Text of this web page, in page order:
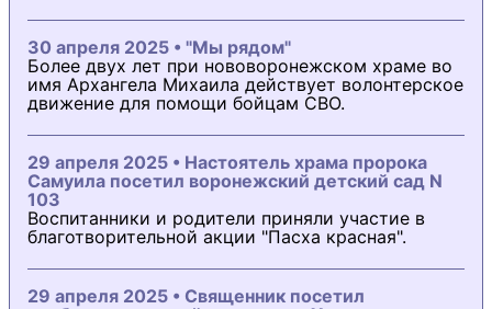
30 апреля 2025 • "Мы рядом"
Более двух лет при нововоронежском храме во
имя Архангела Михаила действует волонтерское
движение для помощи бойцам СВО.
29 апреля 2025 • Настоятель храма пророка
Самуила посетил воронежский детский сад N
103
Воспитанники и родители приняли участие в
благотворительной акции "Пасха красная".
29 апреля 2025 • Священник посетил